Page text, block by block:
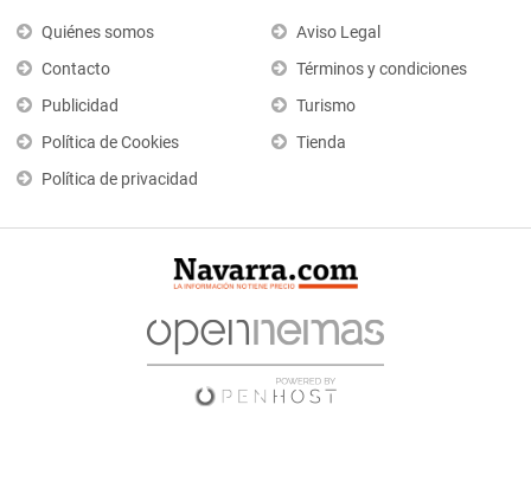
Quiénes somos
Contacto
Publicidad
Política de Cookies
Política de privacidad
Aviso Legal
Términos y condiciones
Turismo
Tienda